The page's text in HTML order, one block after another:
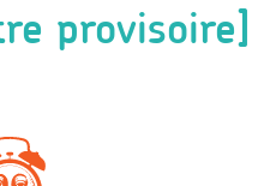
provisoire]